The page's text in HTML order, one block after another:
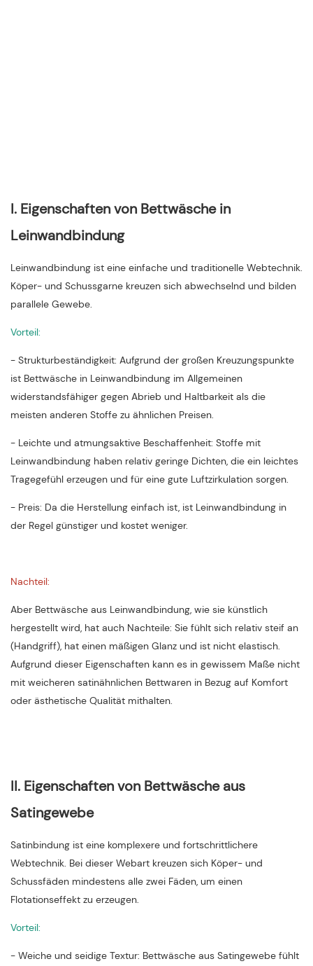
I. Eigenschaften von Bettwäsche in
Leinwandbindung
Leinwandbindung ist eine einfache und traditionelle Webtechnik.
Köper- und Schussgarne kreuzen sich abwechselnd und bilden
parallele Gewebe.
Vorteil:
- Strukturbeständigkeit: Aufgrund der großen Kreuzungspunkte
ist Bettwäsche in Leinwandbindung im Allgemeinen
widerstandsfähiger gegen Abrieb und Haltbarkeit als die
meisten anderen Stoffe zu ähnlichen Preisen.
- Leichte und atmungsaktive Beschaffenheit: Stoffe mit
Leinwandbindung haben relativ geringe Dichten, die ein leichtes
Tragegefühl erzeugen und für eine gute Luftzirkulation sorgen.
- Preis: Da die Herstellung einfach ist, ist Leinwandbindung in
der Regel günstiger und kostet weniger.
Nachteil:
Aber Bettwäsche aus Leinwandbindung, wie sie künstlich
hergestellt wird, hat auch Nachteile: Sie fühlt sich relativ steif an
(Handgriff), hat einen mäßigen Glanz und ist nicht elastisch.
Aufgrund dieser Eigenschaften kann es in gewissem Maße nicht
mit weicheren satinähnlichen Bettwaren in Bezug auf Komfort
oder ästhetische Qualität mithalten.
II. Eigenschaften von Bettwäsche aus
Satingewebe
Satinbindung ist eine komplexere und fortschrittlichere
Webtechnik. Bei dieser Webart kreuzen sich Köper- und
Schussfäden mindestens alle zwei Fäden, um einen
Flotationseffekt zu erzeugen.
Vorteil:
- Weiche und seidige Textur: Bettwäsche aus Satingewebe fühlt